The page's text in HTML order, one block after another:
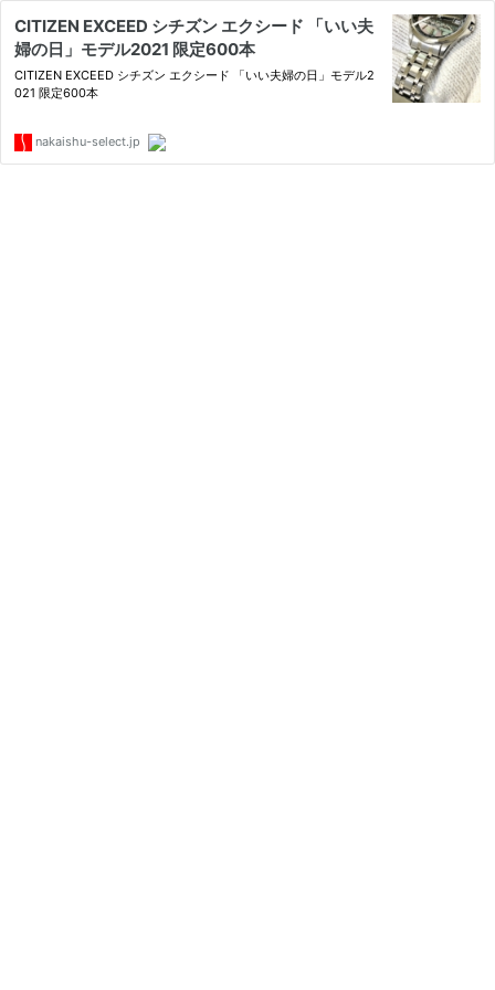
CITIZEN EXCEED シチズン エクシード 「いい夫
婦の日」モデル2021 限定600本
CITIZEN EXCEED シチズン エクシード 「いい夫婦の日」モデル2
021 限定600本
nakaishu-select.jp